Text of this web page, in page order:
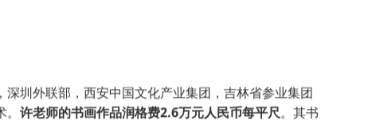
深圳外联部，西安中国文化产业集团，吉林省参业集团